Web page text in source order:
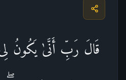
قَالَ رَبِّ أَنَّىٰ یَكُونُ لِی